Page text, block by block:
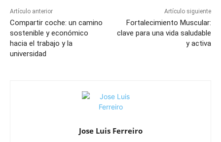
Artículo anterior
Compartir coche: un camino
sostenible y económico
hacia el trabajo y la
universidad
Artículo siguiente
Fortalecimiento Muscular:
clave para una vida saludable
y activa
Jose Luis Ferreiro